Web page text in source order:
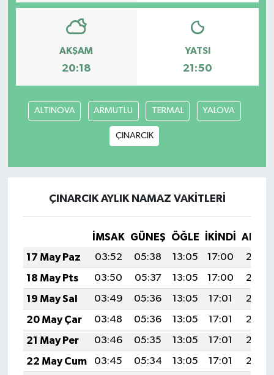
AKŞAM
20:18
YATSI
21:50
ALTINOVA ARMUTLU TERMAL YALOVA
ÇINARCIK
ÇINARCIK AYLIK NAMAZ VAKITLERI
İMSAK GÜNEŞ ÖĞLE İKINDI
17 May Paz
03:52 05:38 13:05 17:00
20:22
18 May Pts
03:50 05:37 13:05 17:00
20:23
19 May Sal
03:49 05:36 13:05 17:01
20:24
20 May Çar
03:48 05:36 13:05 17:01
20:25
21 May Per
03:46 05:35 13:05 17:01
20:25
22 May Cum
03:45 05:34 13:05 17:01
20:26